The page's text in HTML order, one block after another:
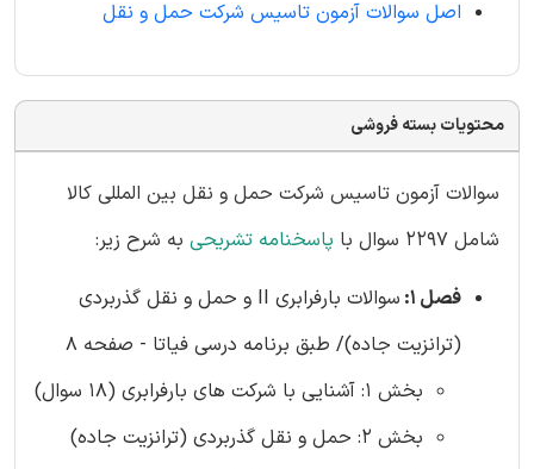
اصل سوالات آزمون تاسیس شرکت حمل و نقل
محتویات بسته فروشی
سوالات آزمون تاسیس شرکت حمل و نقل بین المللی کالا
شامل 2297 سوال با
پاسخنامه تشریحی به شرح زیر:
فصل 1:
سوالات بارفرابری II و حمل و نقل گذربردی
(ترانزیت جاده)/ طبق برنامه درسی فیاتا - صفحه 8
بخش 1: آشنایی با شرکت های بارفرابری (18 سوال)
بخش 2: حمل و نقل گذربردی (ترانزیت جاده)